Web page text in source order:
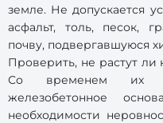
земле. Не допускается
асфальт, толь, песок,
почву, подвергавшуюся
Проверить, не растут ли
Со временем их
железобетонное
необходимости